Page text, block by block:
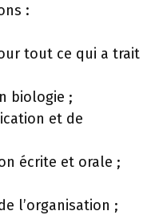
:
tout ce qui a trait
biologie ;
et de
écrite et orale ;
l’organisation ;